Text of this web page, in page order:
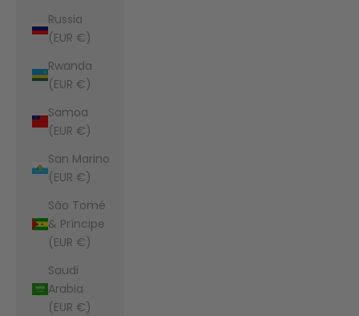
Russia
(EUR €)
Rwanda
(EUR €)
Samoa
(EUR €)
San Marino
(EUR €)
São Tomé
& Príncipe
(EUR €)
Saudi
Arabia
(EUR €)